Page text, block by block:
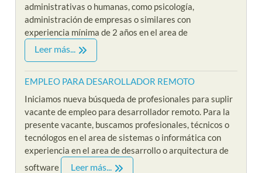
administrativas o humanas, como psicología,
administración de empresas o similares con
experiencia mínima de 2 años en el area de
Leer más...
EMPLEO PARA DESAROLLADOR REMOTO
Iniciamos nueva búsqueda de profesionales para suplir
vacante de empleo para desarrollador remoto. Para la
presente vacante, buscamos profesionales, técnicos o
tecnólogos en el area de sistemas o informática con
experiencia en el area de desarrollo o arquitectura de
software
Leer más...